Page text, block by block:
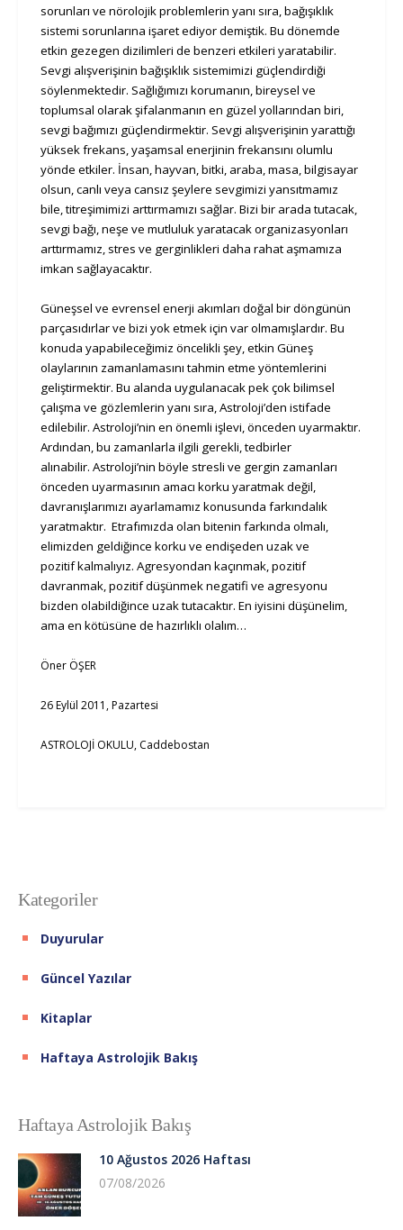
sorunları ve nörolojik problemlerin yanı sıra, bağışıklık
sistemi sorunlarına işaret ediyor demiştik. Bu dönemde
etkin gezegen dizilimleri de benzeri etkileri yaratabilir.
Sevgi alışverişinin bağışıklık sistemimizi güçlendirdiği
söylenmektedir. Sağlığımızı korumanın, bireysel ve
toplumsal olarak şifalanmanın en güzel yollarından biri,
sevgi bağımızı güçlendirmektir. Sevgi alışverişinin yarattığı
yüksek frekans, yaşamsal enerjinin frekansını olumlu
yönde etkiler. İnsan, hayvan, bitki, araba, masa, bilgisayar
olsun, canlı veya cansız şeylere sevgimizi yansıtmamız
bile, titreşimimizi arttırmamızı sağlar. Bizi bir arada tutacak,
sevgi bağı, neşe ve mutluluk yaratacak organizasyonları
arttırmamız, stres ve gerginlikleri daha rahat aşmamıza
imkan sağlayacaktır.
Güneşsel ve evrensel enerji akımları doğal bir döngünün
parçasıdırlar ve bizi yok etmek için var olmamışlardır. Bu
konuda yapabileceğimiz öncelikli şey, etkin Güneş
olaylarının zamanlamasını tahmin etme yöntemlerini
geliştirmektir. Bu alanda uygulanacak pek çok bilimsel
çalışma ve gözlemlerin yanı sıra, Astroloji’den istifade
edilebilir. Astroloji’nin en önemli işlevi, önceden uyarmaktır.
Ardından, bu zamanlarla ilgili gerekli, tedbirler
alınabilir. Astroloji’nin böyle stresli ve gergin zamanları
önceden uyarmasının amacı korku yaratmak değil,
davranışlarımızı ayarlamamız konusunda farkındalık
yaratmaktır. Etrafımızda olan bitenin farkında olmalı,
elimizden geldiğince korku ve endişeden uzak ve
pozitif kalmalıyız. Agresyondan kaçınmak, pozitif
davranmak, pozitif düşünmek negatifi ve agresyonu
bizden olabildiğince uzak tutacaktır. En iyisini düşünelim,
ama en kötüsüne de hazırlıklı olalım…
Öner ÖŞER
26 Eylül 2011, Pazartesi
ASTROLOJİ OKULU, Caddebostan
Kategoriler
Duyurular
Güncel Yazılar
Kitaplar
Haftaya Astrolojik Bakış
Haftaya Astrolojik Bakış
10 Ağustos 2026 Haftası
07/08/2026